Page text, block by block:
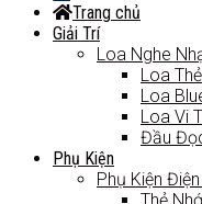
Trang chủ
Giải Trí
Loa Nghe
Loa
Loa
Loa Vi
Đầu
Phụ Kiện
Phụ Kiện